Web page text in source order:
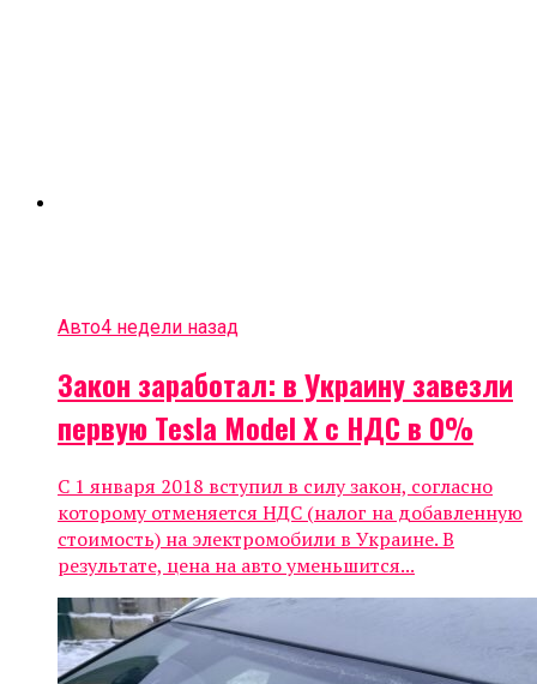
Авто4 недели назад
Закон заработал: в Украину завезли
первую Tesla Model X c НДС в 0%
С 1 января 2018 вступил в силу закон, согласно
которому отменяется НДС (налог на добавленную
стоимость) на электромобили в Украине. В
результате, цена на авто уменьшится...